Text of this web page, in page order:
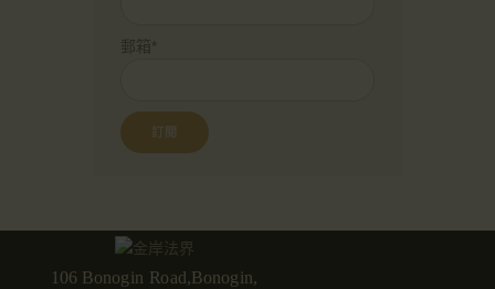
郵箱*
106 Bonogin Road,Bonogin,